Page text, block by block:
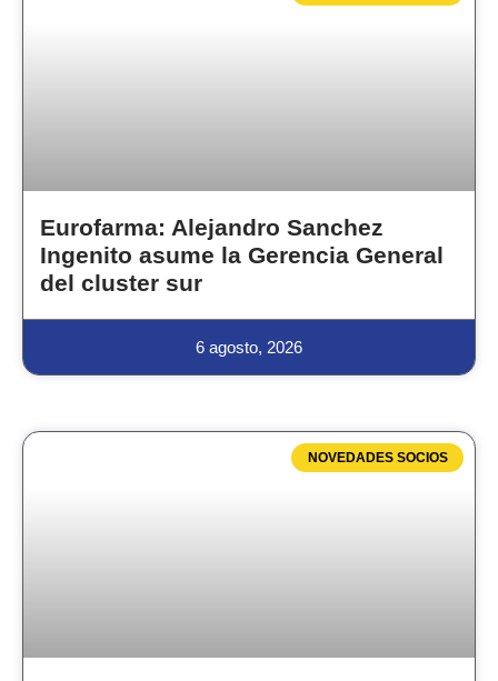
Eurofarma: Alejandro Sanchez
Ingenito asume la Gerencia General
del cluster sur
6 agosto, 2026
NOVEDADES SOCIOS